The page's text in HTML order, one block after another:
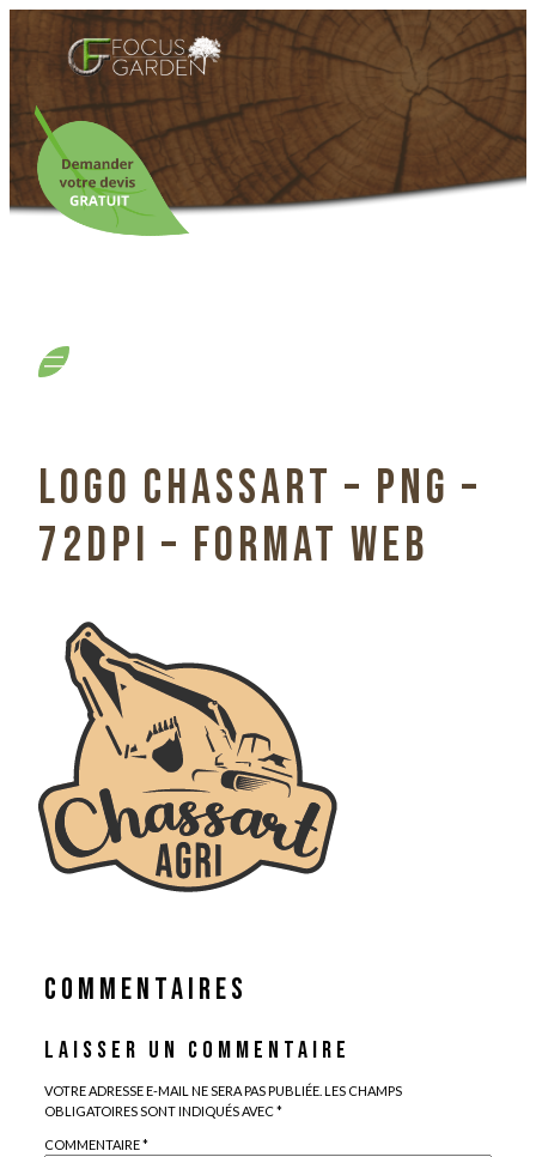
LOGO CHASSART – PNG –
72DPI – FORMAT WEB
COMMENTAIRES
LAISSER UN COMMENTAIRE
VOTRE ADRESSE E-MAIL NE SERA PAS PUBLIÉE. LES CHAMPS
OBLIGATOIRES SONT INDIQUÉS AVEC*
COMMENTAIRE*